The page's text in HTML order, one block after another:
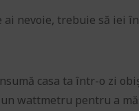
ai nevoie, trebuie să iei
casa ta într-o zi
wattmetru pentru a